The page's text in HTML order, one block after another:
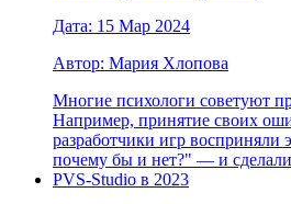
Дата: 15 Мар 2024
Автор: Мария Хлопова
Многие психологи советуют
Например, принятие своих
разработчики игр восприняли
почему бы и нет?" — и
PVS-Studio в 2023